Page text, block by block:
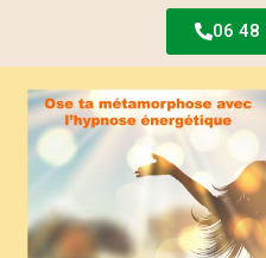
06 48